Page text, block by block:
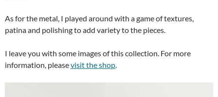
As for the metal, I played around with a game of textures,
patina and polishing to add variety to the pieces.
I leave you with some images of this collection. For more
information, pleasevisit the shop.